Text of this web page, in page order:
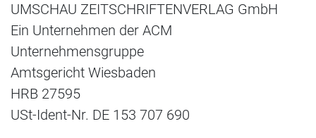
UMSCHAU ZEITSCHRIFTENVERLAG GmbH
Ein Unternehmen der ACM
Unternehmensgruppe
Amtsgericht Wiesbaden
HRB 27595
USt-Ident-Nr. DE 153 707 690